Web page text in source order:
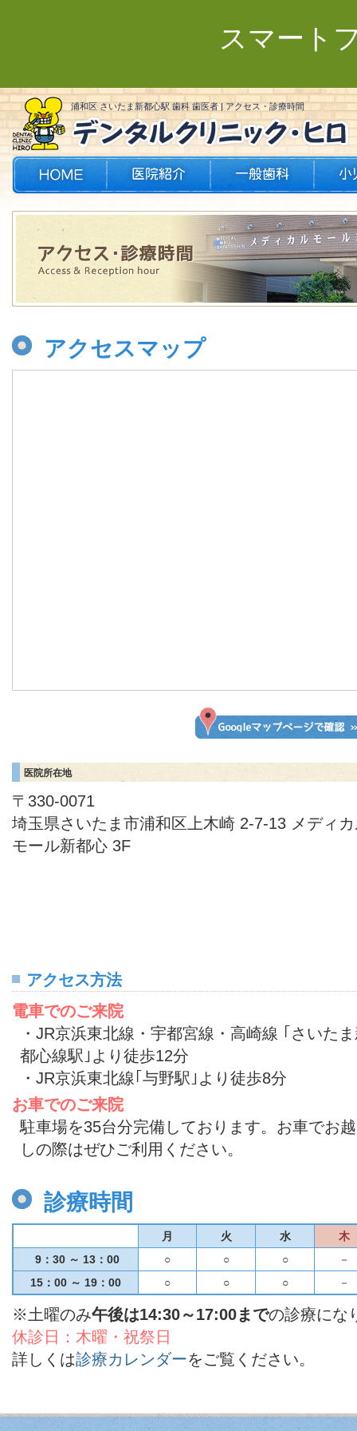
スマート
浦和区 さいたま新都心駅 歯科 歯医者 | アクセス・診療時間
アクセスマップ
医院所在地
〒330-0071
埼玉県さいたま市浦和区上木崎 2-7-13 メディ
モール新都心 3F
アクセス方法
電車でのご来院
・JR京浜東北線・宇都宮線・高崎線 ｢さいた
都心線駅｣より徒歩12分
・JR京浜東北線｢与野駅｣より徒歩8分
お車でのご来院
駐車場を35台分完備しております。お車でお越
しの際はぜひご利用ください。
診療時間
月 火 水
木
9：30 ～ 13：00
○ ○ ○
－
15：00 ～ 19：00
○ ○ ○ －
※土曜のみ午後は14:30～17:00までの診療にな
休診日：木曜・祝祭日
詳しくは診療カレンダーをご覧ください。